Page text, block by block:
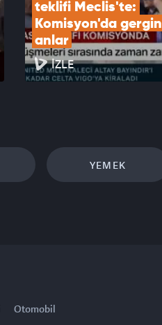
teklifi Meclis'te:
Komisyon'da gergin
anlar
İZLE
YEMEK
Otomobil